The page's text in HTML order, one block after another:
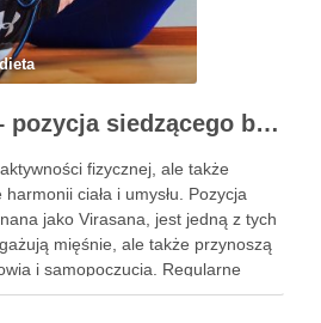
Joga Virasana – pozycja siedzącego bohatera i jej korzyści
fizycznej, ale także
ciała i umysłu. Pozycja
jako Virasana, jest jedną z tych
mięśnie, ale także przynoszą
i samopoczucia. Regularne
może poprawić elastyczność